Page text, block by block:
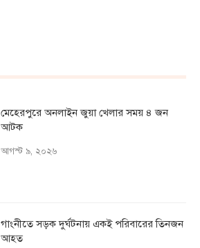
মেহেরপুরে অনলাইন জুয়া খেলার সময় ৪ জন
আটক
আগস্ট ৯, ২০২৬
গাংনীতে সড়ক দুর্ঘটনায় একই পরিবারের তিনজন
আহত